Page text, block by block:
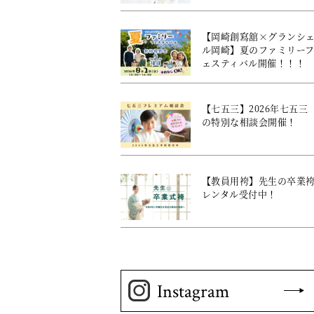
【岡崎創寫舘×グランシェ
ル岡崎】夏のファミリーフ
ェスティバル開催！！！
【七五三】2026年七五三
の特別な相談会開催！
【教員用袴】先生の卒業袴
レンタル受付中！
Instagram